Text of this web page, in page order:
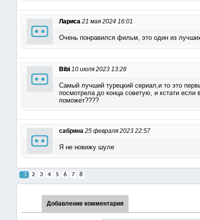
Лариса 21 мая 2024 16:01
Очень понравился фильм, это один из
Bibi 10 июля 2023 13:28
Самый лучший турецкий сериал,и то это
посмотрела до конца советую, и кстати если
поможет????
сабрина 25 февраля 2023 22:57
Я не новижу шуле
1 2 3 4 5 6 7 8
Добавление комментария